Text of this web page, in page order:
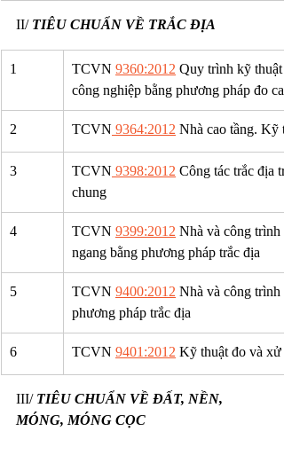
II/ TIÊU CHUẨN VỀ TRẮC ĐỊA
1 TCVN 9360:2012 Quy trình kỹ
công nghiệp bằng phương pháp đo
2 TCVN 9364:2012 Nhà cao tầng. Kỹ
3 TCVN 9398:2012 Công tác trắc địa
chung
4 TCVN 9399:2012 Nhà và công
ngang bằng phương pháp trắc địa
5 TCVN 9400:2012 Nhà và công
phương pháp trắc địa
6 TCVN 9401:2012 Kỹ thuật đo và xử
III/ TIÊU CHUẨN VỀ ĐẤT, NỀN,
MÓNG, MÓNG CỌC